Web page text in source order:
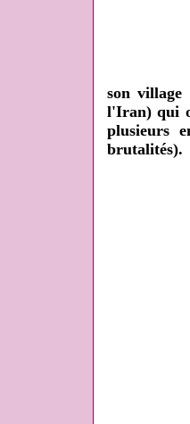
son
l'Iran) qui
plusieurs
brutalités).